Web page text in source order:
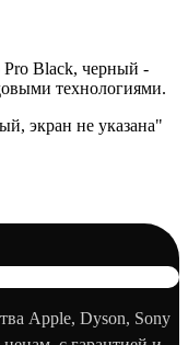
Pro Black, черный -
технологиями.
экран не указана"
Apple, Dyson, Sony